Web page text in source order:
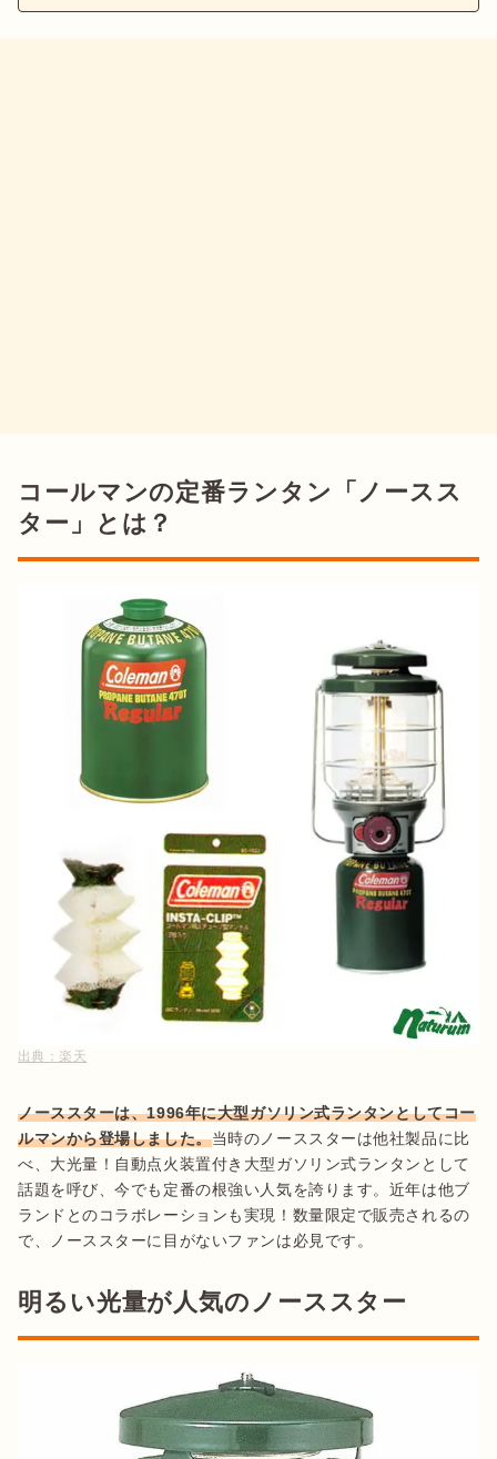
コールマンの定番ランタン「ノースス
ター」とは？
出典： 楽天
ノーススターは、1996年に大型ガソリン式ランタンとしてコー
ルマンから登場しました。当時のノーススターは他社製品に比
べ、大光量！自動点火装置付き大型ガソリン式ランタンとして
話題を呼び、今でも定番の根強い人気を誇ります。近年は他ブ
ランドとのコラボレーションも実現！数量限定で販売されるの
で、ノーススターに目がないファンは必見です。
明るい光量が人気のノーススター